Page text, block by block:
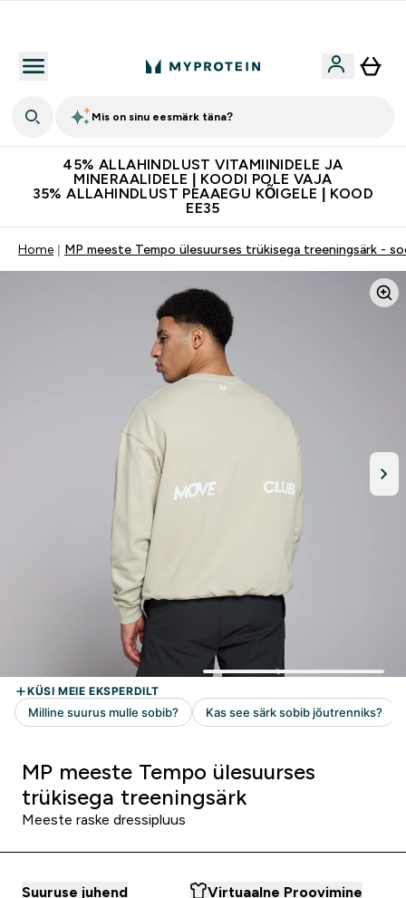
Mis on sinu eesmärk täna?
45% ALLAHINDLUST VITAMIINIDELE JA
MINERAALIDELE | KOODI POLE VAJA
35% ALLAHINDLUST PEAAEGU KÕIGELE | KOOD
EE35
Home MP meeste Tempo ülesuurses trükisega treeningsärk -
MP meeste Tempo ülesuurses
trükisega treeningsärk
Meeste raske dressipluus
Suuruse juhend Virtuaalne Proovimine